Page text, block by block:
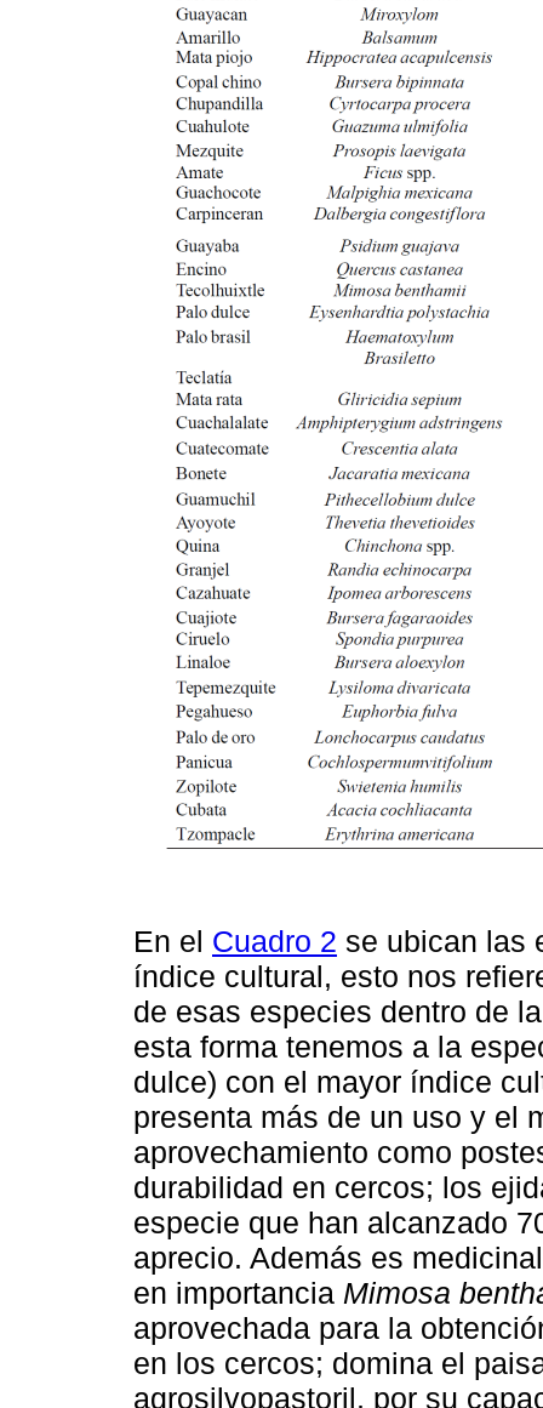
En el Cuadro 2 se ubican las
índice cultural, esto nos
de esas especies dentro de
esta forma tenemos a la
dulce) con el mayor índice
presenta más de un uso y el
aprovechamiento como
durabilidad en cercos; los
especie que han alcanzado
aprecio. Además es
en importancia Mimosa
aprovechada para la
en los cercos; domina el
agrosilvopastoril, por su